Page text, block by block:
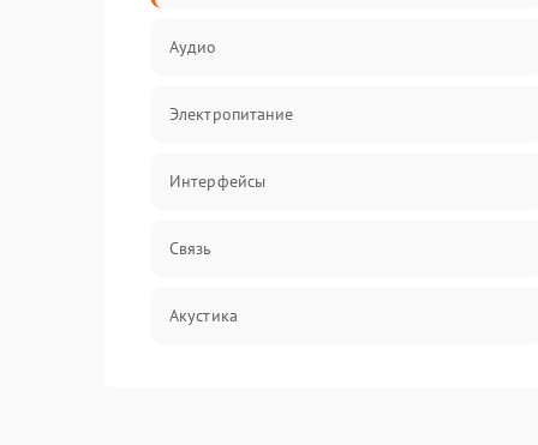
Аудио
Электропитание
Интерфейсы
Связь
Акустика